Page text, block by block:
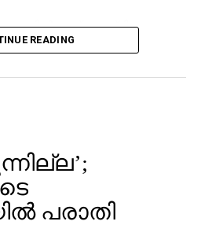
മുഖ്യമന്ത്രി
മൗനം പാലിക്കുന്നു.
പറയാന്‍ എം.വി
വി.ഡി സതീശന്‍
ദേവസ്വം ബോര്‍ഡ്
പോറ്റി
എന്ന് സിപിഎമ്മിന്
അദ്ദേഹം കൂട്ടിച്ചേര്‍ത്തു.
READING
പരാതി